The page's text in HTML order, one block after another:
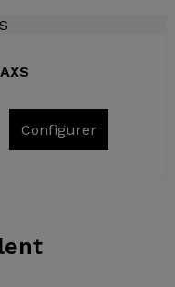
Configurer